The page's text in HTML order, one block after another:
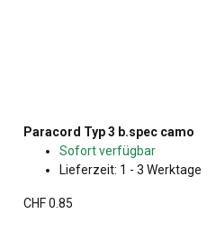
Paracord Typ 3 b.spec camo
Sofort verfügbar
Lieferzeit: 1 - 3 Werktage
CHF 0.85